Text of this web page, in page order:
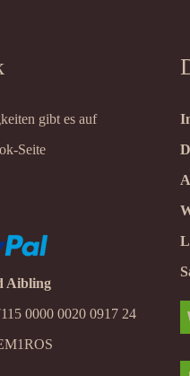
gibt es auf
Seite
Aibling
0000 0020 0917 24